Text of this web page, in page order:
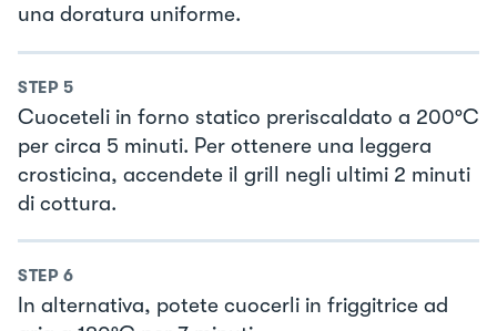
una doratura uniforme.
STEP 5
Cuoceteli in forno statico preriscaldato a 200°C
per circa 5 minuti. Per ottenere una leggera
crosticina, accendete il grill negli ultimi 2 minuti
di cottura.
STEP 6
In alternativa, potete cuocerli in friggitrice ad